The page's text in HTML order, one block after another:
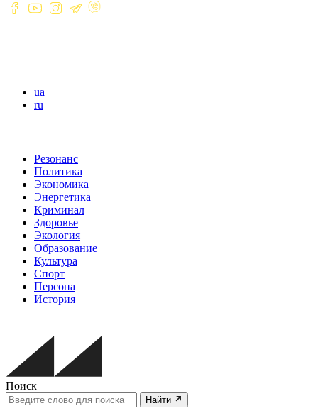
ua
ru
Резонанс
Политика
Экономика
Энергетика
Криминал
Здоровье
Экология
Образование
Культура
Спорт
Персона
История
Поиск
Найти